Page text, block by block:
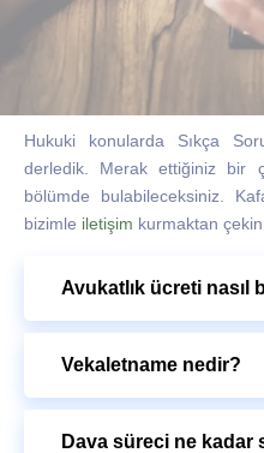
Hukuki konularda Sıkça
derledik. Merak ettiğiniz bir
bölümde bulabileceksiniz.
bizimle iletişim kurmaktan
Avukatlık ücreti nasıl
Vekaletname nedir?
Dava süreci ne kadar